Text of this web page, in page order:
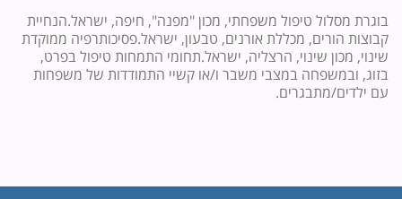
בוגרת מסלול טיפול משפחתי, מכון "מפנה", חיפה, ישראל.הנחיית
קבוצות הורים, מכללת אורנים, טבעון, ישראל.פסיכותרפיה ממוקדת
שינוי, מכון שינוי, הרצליה, ישראל.תחומי התמחות טיפול בפרט,
בזוג, ובמשפחה במצבי משבר ו/או קשיי התמודדות של משפחות
עם ילדים/מתבגרים.